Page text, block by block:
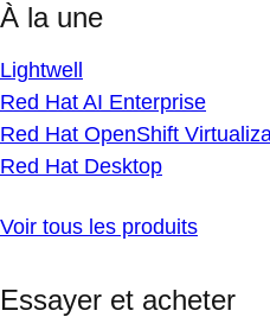
À la une
Lightwell
Red Hat AI Enterprise
Red Hat OpenShift
Red Hat Desktop
Voir tous les produits
Essayer et acheter